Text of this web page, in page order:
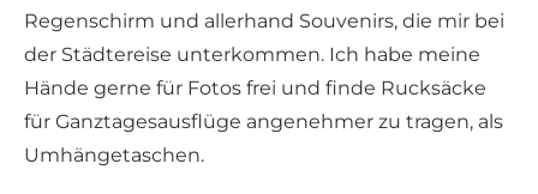
Regenschirm und allerhand Souvenirs, die mir bei
der Städtereise unterkommen. Ich habe meine
Hände gerne für Fotos frei und finde Rucksäcke
für Ganztagesausflüge angenehmer zu tragen, als
Umhängetaschen.